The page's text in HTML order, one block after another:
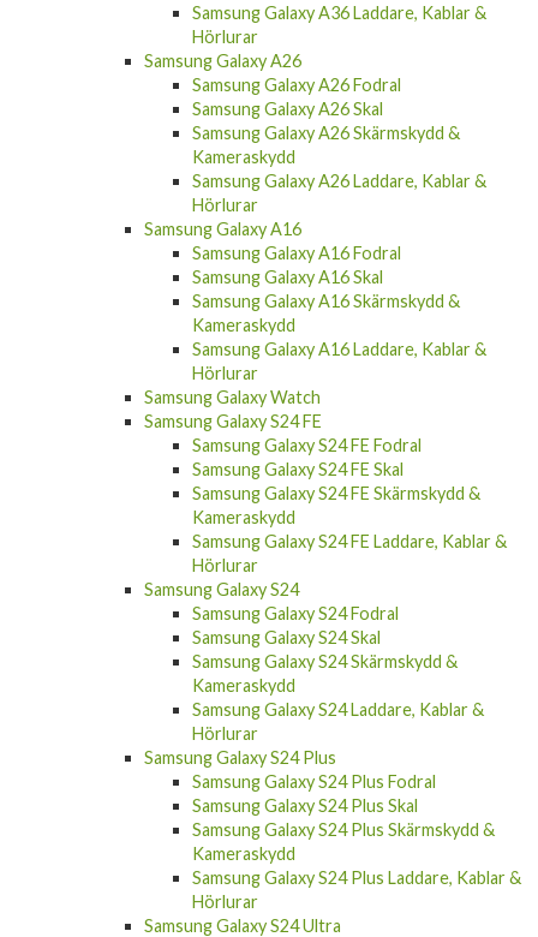
Samsung Galaxy A36 Laddare, Kablar &
Hörlurar
Samsung Galaxy A26
Samsung Galaxy A26 Fodral
Samsung Galaxy A26 Skal
Samsung Galaxy A26 Skärmskydd &
Kameraskydd
Samsung Galaxy A26 Laddare, Kablar &
Hörlurar
Samsung Galaxy A16
Samsung Galaxy A16 Fodral
Samsung Galaxy A16 Skal
Samsung Galaxy A16 Skärmskydd &
Kameraskydd
Samsung Galaxy A16 Laddare, Kablar &
Hörlurar
Samsung Galaxy Watch
Samsung Galaxy S24 FE
Samsung Galaxy S24 FE Fodral
Samsung Galaxy S24 FE Skal
Samsung Galaxy S24 FE Skärmskydd &
Kameraskydd
Samsung Galaxy S24 FE Laddare, Kablar &
Hörlurar
Samsung Galaxy S24
Samsung Galaxy S24 Fodral
Samsung Galaxy S24 Skal
Samsung Galaxy S24 Skärmskydd &
Kameraskydd
Samsung Galaxy S24 Laddare, Kablar &
Hörlurar
Samsung Galaxy S24 Plus
Samsung Galaxy S24 Plus Fodral
Samsung Galaxy S24 Plus Skal
Samsung Galaxy S24 Plus Skärmskydd &
Kameraskydd
Samsung Galaxy S24 Plus Laddare, Kablar &
Hörlurar
Samsung Galaxy S24 Ultra